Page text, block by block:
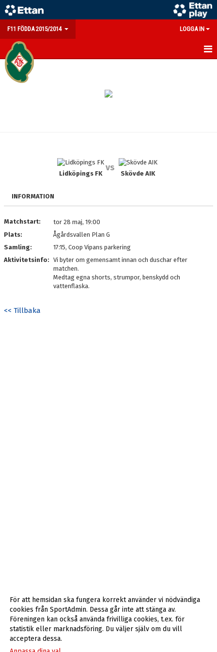
F11 FÖDDA 2015/2014 LOGGA IN
HEM
DOKUMENT
Lidköpings FK
vs
Skövde AIK
INFORMATION
Matchstart:
tor 28 maj, 19:00
Plats:
Ågårdsvallen Plan G
Samling:
17:15, Coop Vipans parkering
Aktivitetsinfo: Vi byter om gemensamt innan och duschar efter
matchen.
Medtag egna shorts, strumpor, benskydd och
vattenflaska.
<< Tillbaka
För att hemsidan ska fungera korrekt använder vi nödvändiga
cookies från SportAdmin. Dessa går inte att stänga av.
Föreningen kan också använda frivilliga cookies, t.ex. för
statistik eller marknadsföring. Du väljer själv om du vill
acceptera dessa.